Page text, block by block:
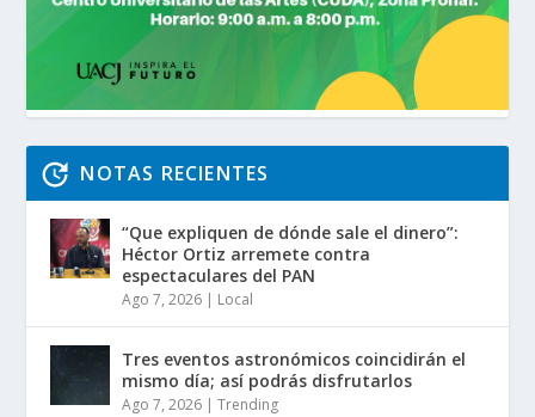
NOTAS RECIENTES
“Que expliquen de dónde sale el dinero”:
Héctor Ortiz arremete contra
espectaculares del PAN
Ago 7, 2026 | Local
Tres eventos astronómicos coincidirán el
mismo día; así podrás disfrutarlos
Ago 7, 2026 |Trending